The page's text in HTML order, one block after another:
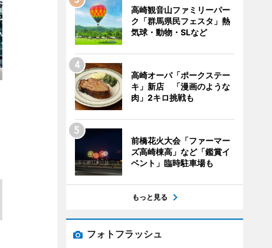
高崎観音山ファミリーパー
ク「群馬県民フェスタ」熱
気球・動物・SLなど
高崎オーパ「ポークステー
キ」新店 「漫画のような
肉」2キロ挑戦も
前橋花火大会「ファーマー
ズ高崎棟高」など「鑑賞イ
ベント」臨時駐車場も
もっと見る
フォトフラッシュ